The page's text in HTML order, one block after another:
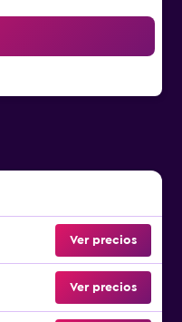
Ver precios
Ver precios